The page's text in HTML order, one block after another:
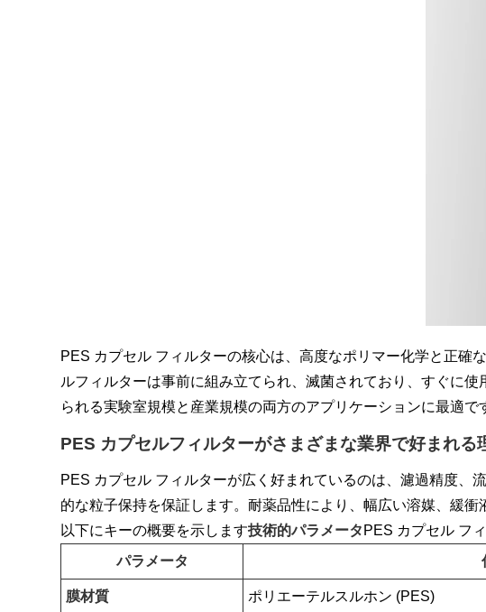
PES カプセル フィルターの核心は、高度なポリマー化学と正確
ルフィルターは事前に組み立てられ、滅菌されており、すぐに
られる実験室規模と産業規模の両方のアプリケーションに最適で
PES カプセルフィルターがさまざまな業界で好まれる
PES カプセル フィルターが広く好まれているのは、濾過精度
的な粒子保持を保証します。耐薬品性に​​より、幅広い溶媒、緩衝
以下にキーの概要を示します技術的パラメータ PES カプセル フ
パラメータ
膜材質 ポリエーテルスルホン (PES)